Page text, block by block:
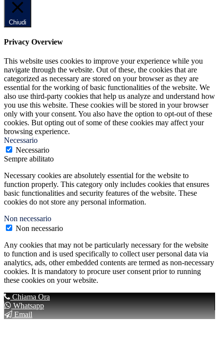
Chiudi
Privacy Overview
This website uses cookies to improve your experience while you
navigate through the website. Out of these, the cookies that are
categorized as necessary are stored on your browser as they are
essential for the working of basic functionalities of the website. We
also use third-party cookies that help us analyze and understand how
you use this website. These cookies will be stored in your browser
only with your consent. You also have the option to opt-out of these
cookies. But opting out of some of these cookies may affect your
browsing experience.
Necessario
Necessario
Sempre abilitato
Necessary cookies are absolutely essential for the website to
function properly. This category only includes cookies that ensures
basic functionalities and security features of the website. These
cookies do not store any personal information.
Non necessario
Non necessario
Any cookies that may not be particularly necessary for the website
to function and is used specifically to collect user personal data via
analytics, ads, other embedded contents are termed as non-necessary
cookies. It is mandatory to procure user consent prior to running
these cookies on your website.
Chiama Ora
Whatsapp
Email